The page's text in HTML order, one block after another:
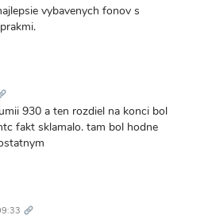
vybavenych fonov s
930 a ten rozdiel na konci bol
fakt sklamalo. tam bol hodne
odkaz